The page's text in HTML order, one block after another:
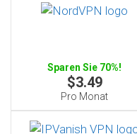
Sparen Sie 70%!
$3.49
Pro Monat